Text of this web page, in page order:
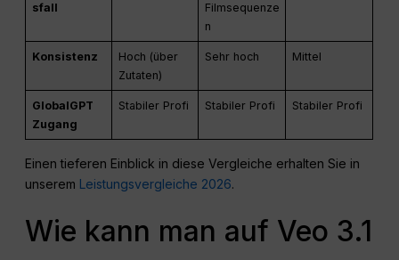
sfall
Filmsequenze
n
Konsistenz
Hoch (über
Zutaten)
Sehr hoch Mittel
GlobalGPT
Zugang
Stabiler Profi Stabiler Profi Stabiler Profi
Einen tieferen Einblick in diese Vergleiche erhalten Sie in
unserem Leistungsvergleiche 2026.
Wie kann man auf Veo 3.1